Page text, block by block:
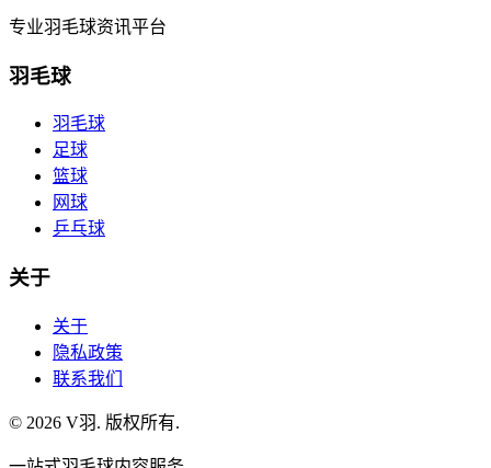
专业羽毛球资讯平台
羽毛球
羽毛球
足球
篮球
网球
乒乓球
关于
关于
隐私政策
联系我们
© 2026 V羽. 版权所有.